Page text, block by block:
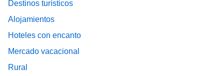
Destinos turísticos
Alojamientos
Hoteles con encanto
Mercado vacacional
Rural